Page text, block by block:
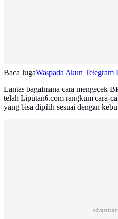
Baca JugaWaspada Akun Telegram
Lantas bagaimana cara mengecek
telah Liputan6.com rangkum cara-
yang bisa dipilih sesuai dengan